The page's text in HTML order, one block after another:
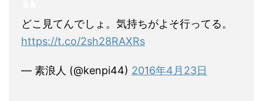
どこ見てんでしょ。気持ちがよそ行ってる。
https://t.co/2sh28RAXRs
— 素浪人 (@kenpi44) 2016年4月23日